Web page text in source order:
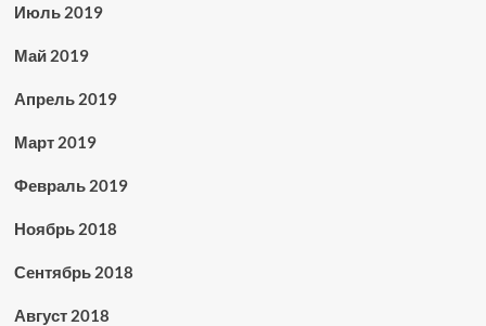
Июль 2019
Май 2019
Апрель 2019
Март 2019
Февраль 2019
Ноябрь 2018
Сентябрь 2018
Август 2018